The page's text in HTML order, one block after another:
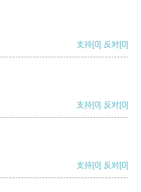
支持[0] 反对[0]
支持[0] 反对[0]
支持[0] 反对[0]